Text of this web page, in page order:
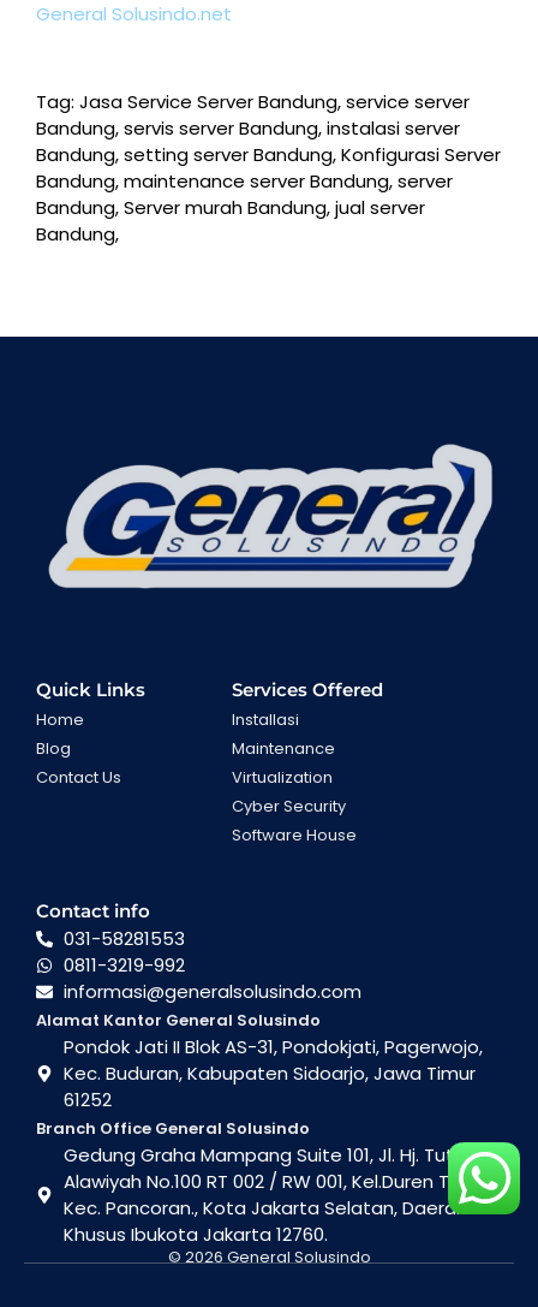
General Solusindo.net
Tag: Jasa Service Server Bandung, service server
Bandung, servis server Bandung, instalasi server
Bandung, setting server Bandung, Konfigurasi Server
Bandung, maintenance server Bandung, server
Bandung, Server murah Bandung, jual server
Bandung,
Quick Links
Home
Blog
Contact Us
Services Offered
Installasi
Maintenance
Virtualization
Cyber Security
Software House
Contact info
031-58281553
0811-3219-992
informasi@generalsolusindo.com
Alamat Kantor General Solusindo
Pondok Jati II Blok AS-31, Pondokjati, Pagerwojo,
Kec. Buduran, Kabupaten Sidoarjo, Jawa Timur
61252
Branch Office General Solusindo
Gedung Graha Mampang Suite 101, Jl. Hj. Tutty
Alawiyah No.100 RT 002 / RW 001, Kel.Duren Tiga ,
Kec. Pancoran., Kota Jakarta Selatan, Daerah
Khusus Ibukota Jakarta 12760.
© 2026 General Solusindo